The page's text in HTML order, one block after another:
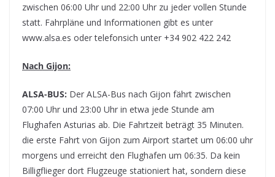
zwischen 06:00 Uhr und 22:00 Uhr zu jeder vollen Stunde
statt. Fahrpläne und Informationen gibt es unter
www.alsa.es oder telefonsich unter +34 902 422 242
Nach Gijon:
ALSA-BUS: Der ALSA-Bus nach Gijon fährt zwischen
07:00 Uhr und 23:00 Uhr in etwa jede Stunde am
Flughafen Asturias ab. Die Fahrtzeit beträgt 35 Minuten.
die erste Fahrt von Gijon zum Airport startet um 06:00 uhr
morgens und erreicht den Flughafen um 06:35. Da kein
Billigflieger dort Flugzeuge stationiert hat, sondern diese